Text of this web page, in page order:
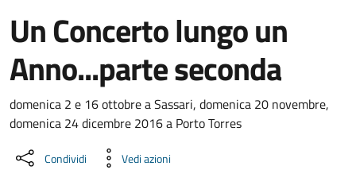
Un Concerto lungo un
Anno...parte seconda
Dettaglio dell'evento
domenica 2 e 16 ottobre a Sassari, domenica 20 novembre,
domenica 24 dicembre 2016 a Porto Torres
Condividi Vedi azioni